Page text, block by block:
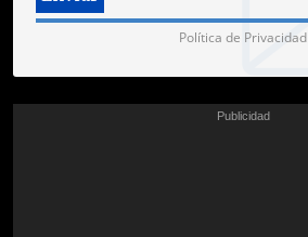
Política de Privacidad